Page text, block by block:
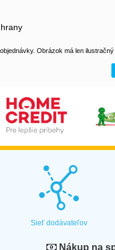
Obrázok má len ilustračný
Sieť dodávateľov
Nákup na